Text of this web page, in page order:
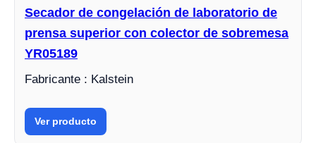
Secador de congelación de laboratorio de
prensa superior con colector de sobremesa
YR05189
Fabricante : Kalstein
Ver producto